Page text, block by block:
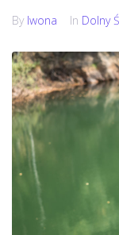
By Iwona In Dolny